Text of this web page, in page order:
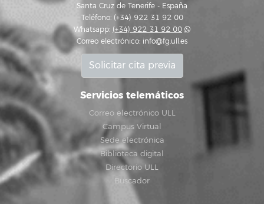
Santa Cruz de Tenerife - España
Teléfono: (+34) 922 31 92 00
Whatsapp: (+34) 922 31 92 00
Correo electrónico: info@fg.ull.es
Solicitar cita previa
Servicios telemáticos
Correo electrónico ULL
Campus Virtual
Sede electrónica
Biblioteca digital
Directorio ULL
Buscador